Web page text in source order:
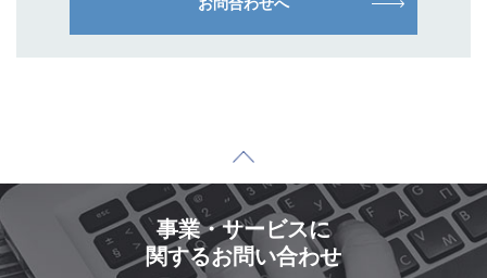
事業・サービスに
関するお問い合わせ